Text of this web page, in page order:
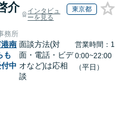
介
インタビュ
ーを見る
東京都
務所
南
も
中
面談方法(対
面・電話・ビデ
オなど)は応相
談
営業時間：1
0:00~22:00
（平日）